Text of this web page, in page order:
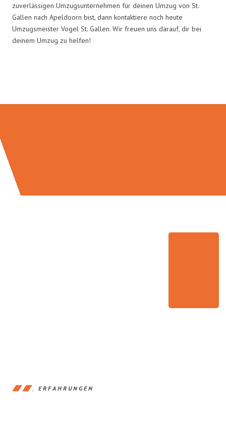
zuverlässigen Umzugsunternehmen für deinen Umzug von St.
Gallen nach Apeldoorn bist, dann kontaktiere noch heute
Umzugsmeister Vogel St. Gallen. Wir freuen uns darauf, dir bei
deinem Umzug zu helfen!
ERFAHRUNGEN